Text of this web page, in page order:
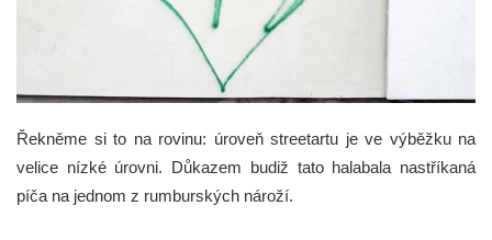
Řekněme si to na rovinu: úroveň streetartu je ve výběžku na
velice nízké úrovni. Důkazem budiž tato halabala nastříkaná
píča na jednom z rumburských nároží.